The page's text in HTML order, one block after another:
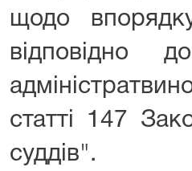
щодо
відповідно
статті 147
суддів".